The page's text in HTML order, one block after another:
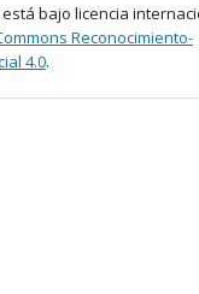
bajo licencia
Reconocimiento-
4.0.